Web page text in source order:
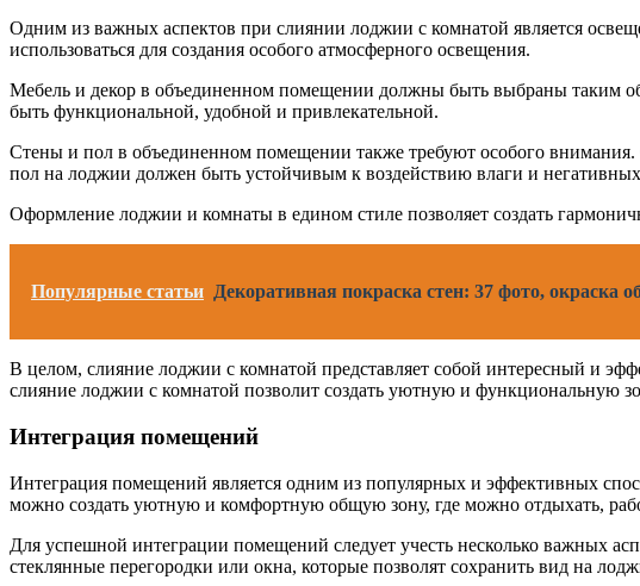
Одним из важных аспектов при слиянии лоджии с комнатой является
использоваться для создания особого атмосферного освещения.
Мебель и декор в объединенном помещении должны быть выбраны таким
быть функциональной, удобной и привлекательной.
Стены и пол в объединенном помещении также требуют особого
пол на лоджии должен быть устойчивым к воздействию влаги и
Оформление лоджии и комнаты в едином стиле позволяет создать
Популярные статьи Декоративная покраска стен: 37 фото, окраска
В целом, слияние лоджии с комнатой представляет собой интересный и
слияние лоджии с комнатой позволит создать уютную и функциональную
Интеграция помещений
Интеграция помещений является одним из популярных и эффективных
можно создать уютную и комфортную общую зону, где можно отдыхать,
Для успешной интеграции помещений следует учесть несколько важных
стеклянные перегородки или окна, которые позволят сохранить вид на